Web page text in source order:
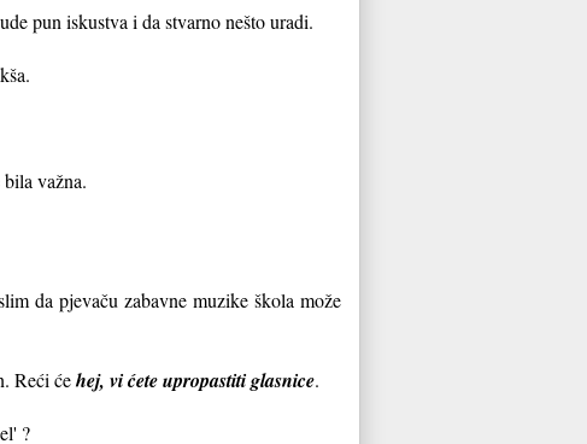
pun iskustva i da stvarno nešto uradi.
važna.
da pjevaču zabavne muzike škola može
Reći ćehej, vi ćete upropastiti glasnice.
?